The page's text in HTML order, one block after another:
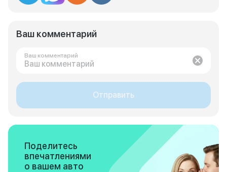
Ваш комментарий
Ваш комментарий
Отправить
Поделитесь
впечатлениями
о вашем авто